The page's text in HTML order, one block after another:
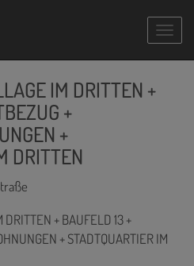
IM DRITTEN +
+
+
DRITTEN